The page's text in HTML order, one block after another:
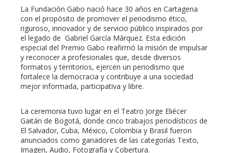
La Fundación Gabo nació hace 30 años en Cartagena
con el propósito de promover el periodismo ético,
riguroso, innovador y de servicio público inspirados por
el legado de Gabriel García Márquez. Esta edición
especial del Premio Gabo reafirmó la misión de impulsar
y reconocer a profesionales que, desde diversos
formatos y territorios, ejercen un periodismo que
fortalece la democracia y contribuye a una sociedad
mejor informada, participativa y libre.
La ceremonia tuvo lugar en el Teatro Jorge Eliécer
Gaitán de Bogotá, donde cinco trabajos periodísticos de
El Salvador, Cuba, México, Colombia y Brasil fueron
anunciados como ganadores de las categorías Texto,
Imagen, Audio, Fotografía y Cobertura.